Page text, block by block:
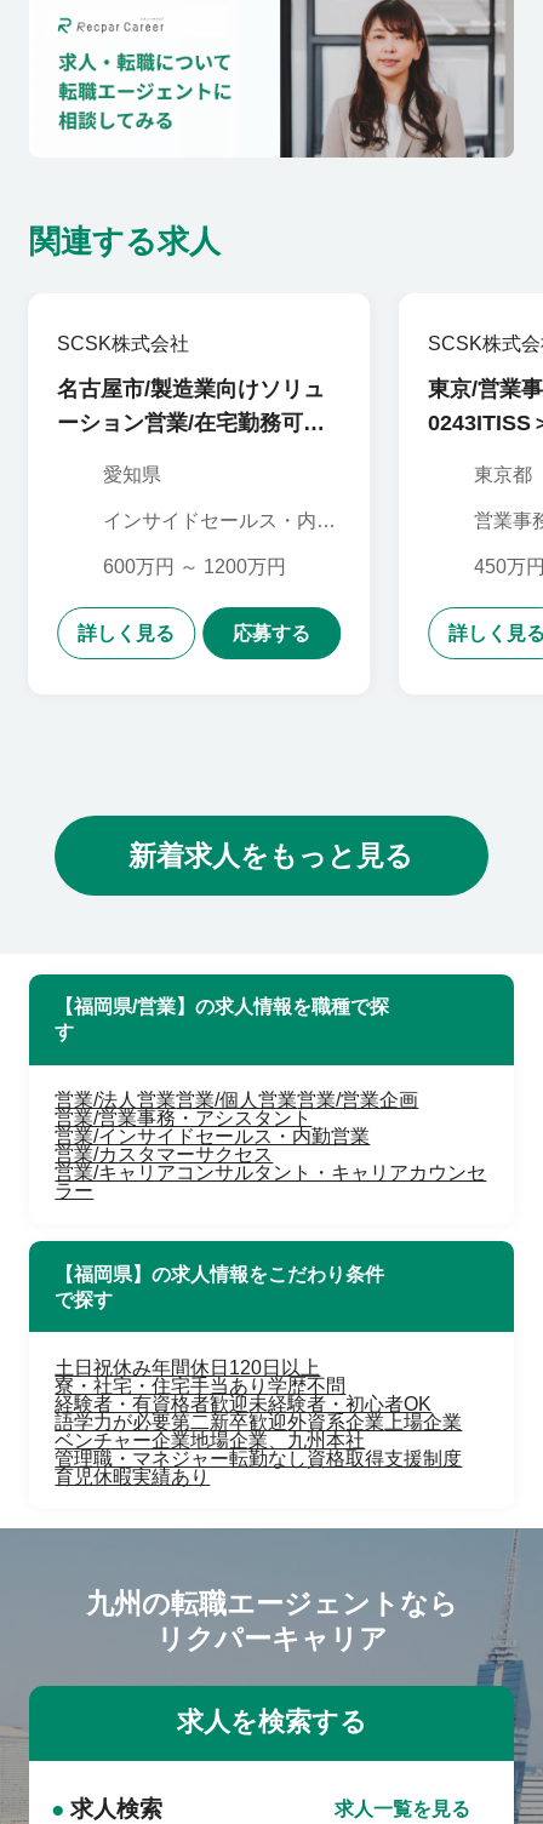
関連する求人
SCSK株式会社
名古屋市/製造業向けソリュ
ーション営業/在宅勤務可＜
愛知県
インサイドセールス・内勤
ント,カスタマーサクセス,
営業企画,個人営業,法人営
600万円 ～ 1200万円
詳しく見る 応募する
SCSK株式
東京/営業
0243ITISS
東京都
営業事
450万
詳しく見
新着求人をもっと見る
【福岡県/営業】の求人情報を職種で探
す
営業/法人営業営業/個人営業営業/営業企画
営業/営業事務・アシスタント
営業/インサイドセールス・内勤営業
営業/カスタマーサクセス
営業/キャリアコンサルタント・キャリアカウンセ
ラー
【福岡県】の求人情報をこだわり条件
で探す
土日祝休み年間休日120日以上
寮・社宅・住宅手当あり学歴不問
経験者・有資格者歓迎未経験者・初心者OK
語学力が必要第二新卒歓迎外資系企業 上場企業
ベンチャー企業地場企業、九州本社
管理職・マネジャー転勤なし資格取得支援制度
育児休暇実績あり
九州の転職エージェントなら
リクパーキャリア
● 求人検索 求人一覧を見る